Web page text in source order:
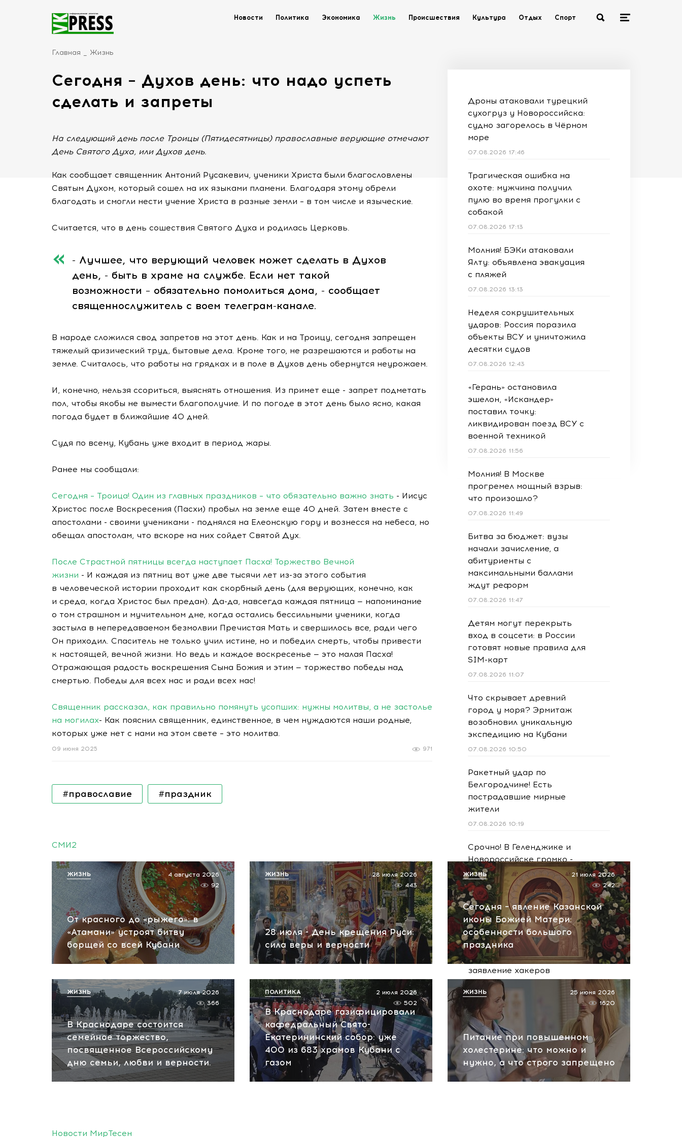
Новости Политика Экономика Жизнь Происшествия Культура Отдых Спорт
Главная Жизнь
Сегодня – Духов день: что надо успеть
сделать и запреты
На следующий день после Троицы (Пятидесятницы) православные верующие отмечают
День Святого Духа, или Духов день.
Как сообщает священник Антоний Русакевич, ученики Христа были благословлены
Святым Духом, который сошел на их языками пламени. Благодаря этому обрели
благодать и смогли нести учение Христа в разные земли – в том числе и языческие.
Считается, что в день сошествия Святого Духа и родилась Церковь.
- Лучшее, что верующий человек может сделать в Духов
день, - быть в храме на службе. Если нет такой
возможности – обязательно помолиться дома, - сообщает
священнослужитель с воем телеграм-канале.
В народе сложился свод запретов на этот день. Как и на Троицу, сегодня запрещен
тяжелый физический труд, бытовые дела. Кроме того, не разрешаются и работы на
земле. Считалось, что работы на грядках и в поле в Духов день обернутся неурожаем.
И, конечно, нельзя ссориться, выяснять отношения. Из примет еще - запрет подметать
пол, чтобы якобы не вымести благополучие. И по погоде в этот день было ясно, какая
погода будет в ближайшие 40 дней.
Судя по всему, Кубань уже входит в период жары.
Ранее мы сообщали:
Сегодня – Троица! Один из главных праздников – что обязательно важно знать - Иисус
Христос после Воскресения (Пасхи) пробыл на земле еще 40 дней. Затем вместе с
апостолами - своими учениками - поднялся на Елеонскую гору и вознесся на небеса, но
обещал апостолам, что вскоре на них сойдет Святой Дух.
После Страстной пятницы всегда наступает Пасха! Торжество Вечной
жизни - И каждая из пятниц вот уже две тысячи лет из-за этого события
в человеческой истории проходит как скорбный день (для верующих, конечно, как
и среда, когда Христос был предан). Да-да, навсегда каждая пятница — напоминание
о том страшном и мучительном дне, когда остались бессильными ученики, когда
застыла в непередаваемом безмолвии Пречистая Мать и свершилось все, ради чего
Он приходил. Спаситель не только учил истине, но и победил смерть, чтобы привести
к настоящей, вечной жизни. Но ведь и каждое воскресенье — это малая Пасха!
Отражающая радость воскрешения Сына Божия и этим — торжество победы над
смертью. Победы для всех нас и ради всех нас!
Священник рассказал, как правильно помянуть усопших: нужны молитвы, а не застолье
на могилах- Как пояснил священник, единственное, в чем нуждаются наши родные,
которых уже нет с нами на этом свете – это молитва.
971
09 июня 2025
#православие #праздник
Дроны атаковали турецкий
сухогруз у Новороссийска:
судно загорелось в Чёрном
море
07.08.2026 17:46
Трагическая ошибка на
охоте: мужчина получил
пулю во время прогулки с
собакой
07.08.2026 17:13
Молния! БЭКи атаковали
Ялту: объявлена эвакуация
с пляжей
07.08.2026 13:13
Неделя сокрушительных
ударов: Россия поразила
объекты ВСУ и уничтожила
десятки судов
07.08.2026 12:43
«Герань» остановила
эшелон, «Искандер»
поставил точку:
ликвидирован поезд ВСУ с
военной техникой
07.08.2026 11:56
Молния! В Москве
прогремел мощный взрыв:
что произошло?
07.08.2026 11:49
Битва за бюджет: вузы
начали зачисление, а
абитуриенты с
максимальными баллами
ждут реформ
07.08.2026 11:47
Детям могут перекрыть
вход в соцсети: в России
готовят новые правила для
SIM-карт
07.08.2026 11:07
Что скрывает древний
город у моря? Эрмитаж
возобновил уникальную
экспедицию на Кубани
07.08.2026 10:50
Ракетный удар по
Белгородчине! Есть
пострадавшие мирные
жители
07.08.2026 10:19
Срочно! В Геленджике и
Новороссийске громко -
работает ПВО:
рекомендуется уйти с
пляжей
07.08.2026 10:13
НАТО планирует и
руководит терактами в
России! Сенсационное
заявление хакеров
07.08.2026 10:07
СМИ2
От красного до «рыжего»: в
«Атамани» устроят битву
борщей со всей Кубани
4 августа 2026
92
ЖИЗНЬ
28 июля - День крещения Руси:
сила веры и верности
28 июля 2026
443
ЖИЗНЬ
Сегодня – явление Казанской
иконы Божией Матери:
особенности большого
праздника
21 июля 2026
242
ЖИЗНЬ
В Краснодаре состоится
семейное торжество,
посвященное Всероссийскому
дню семьи, любви и верности.
7 июля 2026
366
ЖИЗНЬ
В Краснодаре газифицировали
кафедральный Свято-
Екатерининский собор: уже
400 из 683 храмов Кубани с
газом
2 июля 2026
502
ПОЛИТИКА
Питание при повышенном
холестерине: что можно и
нужно, а что строго запрещено
25 июня 2026
1620
ЖИЗНЬ
Новости МирТесен